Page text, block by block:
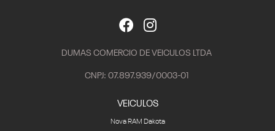
DUMAS COMERCIO DE VEICULOS LTDA
CNPJ: 07.897.939/0003-01
VEICULOS
Nova RAM Dakota